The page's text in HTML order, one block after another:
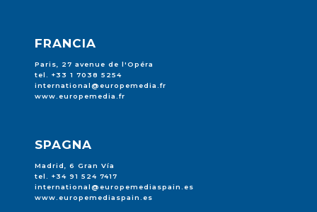
FRANCIA
Paris, 27 avenue de l'Opéra
tel. +33 1 7038 5254
international@europemedia.fr
www.europemedia.fr
SPAGNA
Madrid, 6 Gran Vía
tel. +34 91 524 7417
international@europemediaspain.es
www.europemediaspain.es